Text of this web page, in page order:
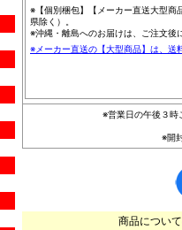
※【個別梱包】【メーカー直送大型商
県除く）。
※沖縄・離島へのお届けは、ご注文後
※メーカー直送の【大型商品】は、送
※営業日の午後３時
※開
商品につい